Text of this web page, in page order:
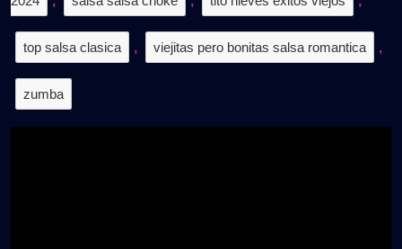
top salsa clasica , viejitas pero bonitas salsa romantica ,
zumba